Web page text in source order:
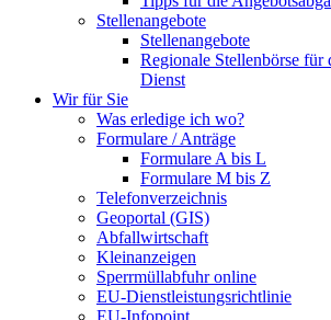
Stellenangebote
Stellenangebote
Regionale Stellenbörse für
Dienst
Wir für Sie
Was erledige ich wo?
Formulare / Anträge
Formulare A bis L
Formulare M bis Z
Telefonverzeichnis
Geoportal (GIS)
Abfallwirtschaft
Kleinanzeigen
Sperrmüllabfuhr online
EU-Dienstleistungsrichtlinie
EU-Infopoint